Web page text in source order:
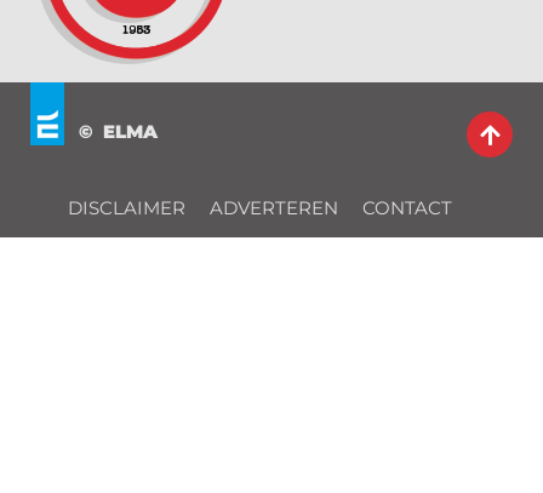
© ELMA
DISCLAIMER ADVERTEREN CONTACT